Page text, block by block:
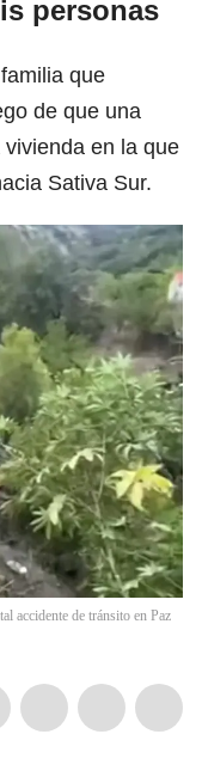
personas
que
de que una
en la que
Sativa Sur.
accidente de tránsito en Paz